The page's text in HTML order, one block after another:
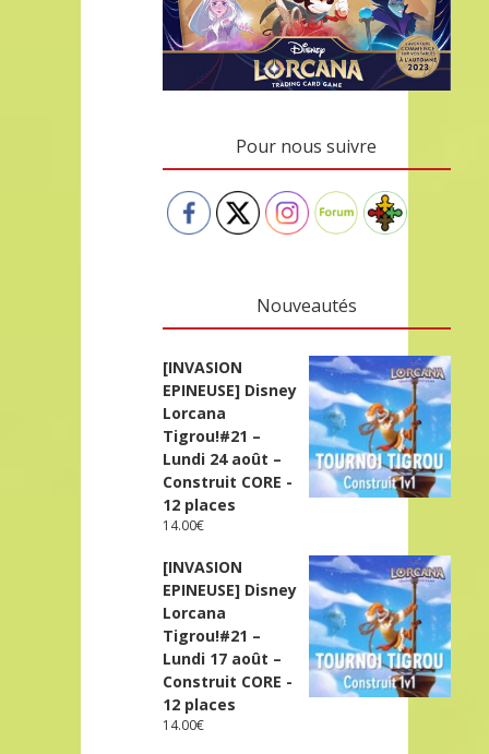
Pour nous suivre
Nouveautés
[INVASION
EPINEUSE] Disney
Lorcana
Tigrou!#21 –
Lundi 24 août –
Construit CORE -
12 places
14.00€
[INVASION
EPINEUSE] Disney
Lorcana
Tigrou!#21 –
Lundi 17 août –
Construit CORE -
12 places
14.00€